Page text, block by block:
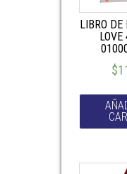
LIBRO DE
$